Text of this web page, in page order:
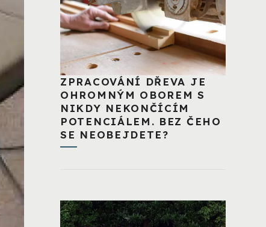
ZPRACOVÁNÍ DŘEVA JE
OHROMNÝM OBOREM S
NIKDY NEKONČÍCÍM
POTENCIÁLEM. BEZ ČEHO
SE NEOBEJDETE?